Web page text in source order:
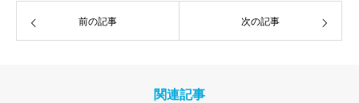
前の記事 次の記事
関連記事